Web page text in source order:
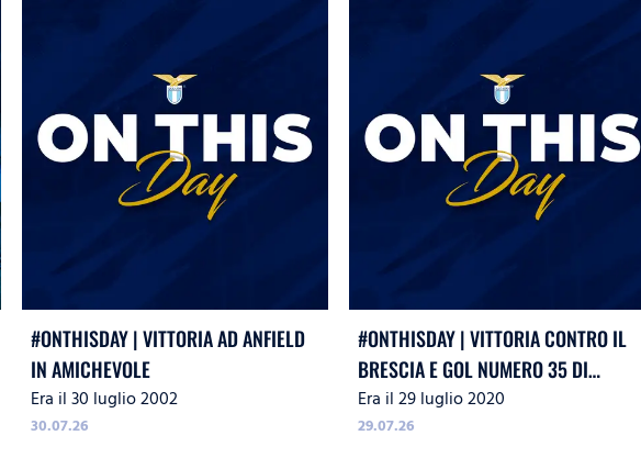
#ONTHISDAY | VITTORIA AD ANFIELD
IN AMICHEVOLE
Era il 30 luglio 2002
30.07.26
#ONTHISDAY | VITTORIA CONTRO IL
BRESCIA E GOL NUMERO 35 DI
IMMOBILE
Era il 29 luglio 2020
29.07.26